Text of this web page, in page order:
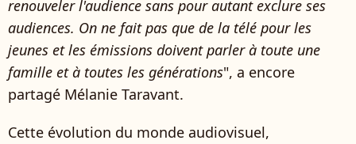
renouveler l'audience sans pour autant exclure ses
audiences. On ne fait pas que de la télé pour les
jeunes et les émissions doivent parler à toute une
famille et à toutes les générations", a encore
partagé Mélanie Taravant.
Cette évolution du monde audiovisuel,